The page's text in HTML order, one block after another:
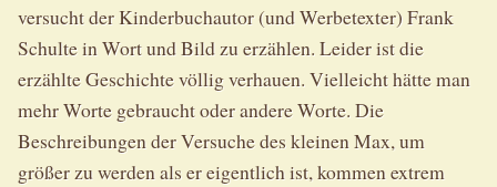
versucht der Kinderbuchautor (und Werbetexter) Frank
Schulte in Wort und Bild zu erzählen. Leider ist die
erzählte Geschichte völlig verhauen. Vielleicht hätte man
mehr Worte gebraucht oder andere Worte. Die
Beschreibungen der Versuche des kleinen Max, um
größer zu werden als er eigentlich ist, kommen extrem